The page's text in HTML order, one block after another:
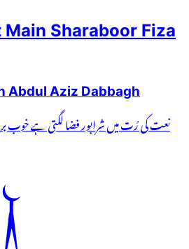
Main Sharaboor Fiza
Abdul Aziz Dabbagh
نعت کی رُت میں شرابور فضا لگتی ہے خوب